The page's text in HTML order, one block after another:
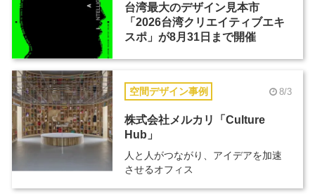
台湾最大のデザイン見本市
「2026台湾クリエイティブエキ
スポ」が8月31日まで開催
空間デザイン事例 8/3
株式会社メルカリ「Culture
Hub」
人と人がつながり、アイデアを加速
させるオフィス